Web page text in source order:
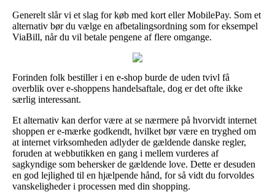
Generelt slår vi et slag for køb med kort eller MobilePay. Som et
alternativ bør du vælge en afbetalingsordning som for eksempel
ViaBill, når du vil betale pengene af flere omgange.
Forinden folk bestiller i en e-shop burde de uden tvivl få
overblik over e-shoppens handelsaftale, dog er det ofte ikke
særlig interessant.
Et alternativ kan derfor være at se nærmere på hvorvidt internet
shoppen er e-mærke godkendt, hvilket bør være en tryghed om
at internet virksomheden adlyder de gældende danske regler,
foruden at webbutikken en gang i mellem vurderes af
sagkyndige som behersker de gældende love. Dette er desuden
en god lejlighed til en hjælpende hånd, for så vidt du forvoldes
vanskeligheder i processen med din shopping.